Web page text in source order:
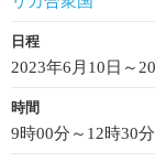
日程
2023年6月10日～
時間
9時00分～12時30分